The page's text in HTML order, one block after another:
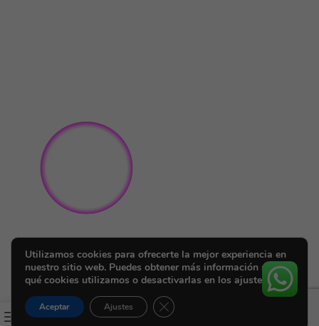
Utilizamos cookies para ofrecerte la mejor experiencia en
nuestro sitio web. Puedes obtener más información sobre
qué cookies utilizamos o desactivarlas en los ajustes.
Aceptar Ajustes Cerrar el banner de cookies RGPD